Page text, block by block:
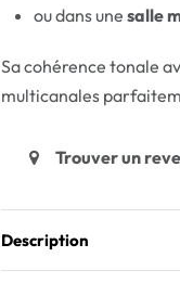
ou dans une salle
Sa cohérence tonale
multicanales
Trouver un
Description